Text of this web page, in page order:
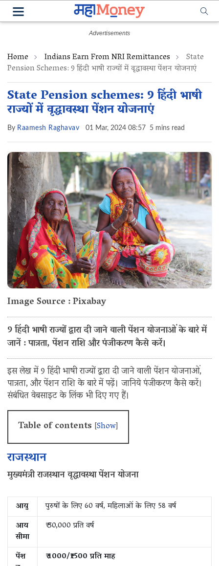
Home Indians Earn From NRI Remittances State
Pension Schemes: 9 हिंदी भाषी राज्यों में वृद्धावस्था पेंशन योजनाएं
State Pension schemes: 9 हिंदी भाषी
राज्यों में वृद्धावस्था पेंशन योजनाएं
By Raamesh Raghavav 01 Mar, 2024 08:57 5 mins read
Image Source : Pixabay
9 हिंदी भाषी राज्यों द्वारा दी जाने वाली पेंशन योजनाओं के बारे में
जानें : पात्रता, पेंशन राशि और पंजीकरण कैसे करें।
इस लेख में 9 हिंदी भाषी राज्यों द्वारा दी जाने वाली पेंशन योजनाओं,
पात्रता, और पेंशन राशि के बारे में पढ़ें। जानिये पंजीकरण कैसे करें।
संबंधित वेबसाइट के लिंक भी दिए गए हैं।
Table of contents [Show]
राजस्थान
मुख्यमंत्री राजस्थान वृद्धावस्था पेंशन योजना
आयु
पुरुषों के लिए 60 वर्ष, महिलाओं के लिए 58 वर्ष
आय
सीमा
₹ 30,000 प्रति वर्ष
पेंश ₹ 1000/₹1500 प्रति माह